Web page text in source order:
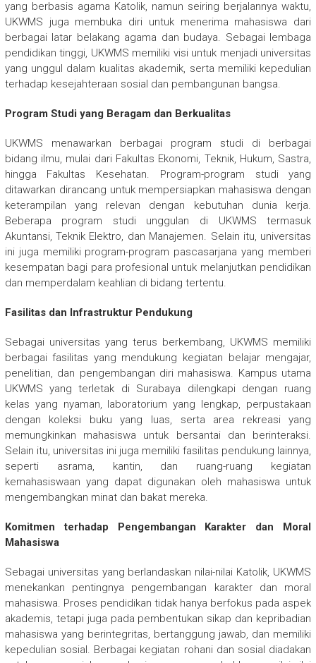
yang berbasis agama Katolik, namun seiring berjalannya waktu,
UKWMS juga membuka diri untuk menerima mahasiswa dari
berbagai latar belakang agama dan budaya. Sebagai lembaga
pendidikan tinggi, UKWMS memiliki visi untuk menjadi universitas
yang unggul dalam kualitas akademik, serta memiliki kepedulian
terhadap kesejahteraan sosial dan pembangunan bangsa.
Program Studi yang Beragam dan Berkualitas
UKWMS menawarkan berbagai program studi di berbagai
bidang ilmu, mulai dari Fakultas Ekonomi, Teknik, Hukum, Sastra,
hingga Fakultas Kesehatan. Program-program studi yang
ditawarkan dirancang untuk mempersiapkan mahasiswa dengan
keterampilan yang relevan dengan kebutuhan dunia kerja.
Beberapa program studi unggulan di UKWMS termasuk
Akuntansi, Teknik Elektro, dan Manajemen. Selain itu, universitas
ini juga memiliki program-program pascasarjana yang memberi
kesempatan bagi para profesional untuk melanjutkan pendidikan
dan memperdalam keahlian di bidang tertentu.
Fasilitas dan Infrastruktur Pendukung
Sebagai universitas yang terus berkembang, UKWMS memiliki
berbagai fasilitas yang mendukung kegiatan belajar mengajar,
penelitian, dan pengembangan diri mahasiswa. Kampus utama
UKWMS yang terletak di Surabaya dilengkapi dengan ruang
kelas yang nyaman, laboratorium yang lengkap, perpustakaan
dengan koleksi buku yang luas, serta area rekreasi yang
memungkinkan mahasiswa untuk bersantai dan berinteraksi.
Selain itu, universitas ini juga memiliki fasilitas pendukung lainnya,
seperti asrama, kantin, dan ruang-ruang kegiatan
kemahasiswaan yang dapat digunakan oleh mahasiswa untuk
mengembangkan minat dan bakat mereka.
Komitmen terhadap Pengembangan Karakter dan Moral
Mahasiswa
Sebagai universitas yang berlandaskan nilai-nilai Katolik, UKWMS
menekankan pentingnya pengembangan karakter dan moral
mahasiswa. Proses pendidikan tidak hanya berfokus pada aspek
akademis, tetapi juga pada pembentukan sikap dan kepribadian
mahasiswa yang berintegritas, bertanggung jawab, dan memiliki
kepedulian sosial. Berbagai kegiatan rohani dan sosial diadakan